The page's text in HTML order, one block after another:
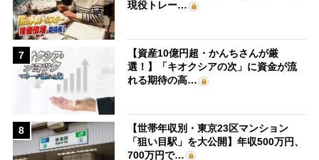
現役トレー…
7
【資産10億円超・かんちさんが厳
選！】「キオクシアの次」に資金が流
れる期待の高…
8
【世帯年収別・東京23区マンション
「狙い目駅」を大公開】年収500万円、
700万円で…